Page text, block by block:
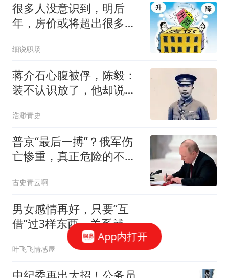
很多人没意识到，明后
年，房价或将超出很多人
细说职场
蒋介石心腹被俘，陈毅：
装不认识放了，他却说：
浩渺青史
普京“最后一搏”？俄军伤
亡惨重，真正危险的不是
古史青云啊
男女感情再好，只要“互
借”过3样东西，关系就很
叶飞飞情感屋
App内打开